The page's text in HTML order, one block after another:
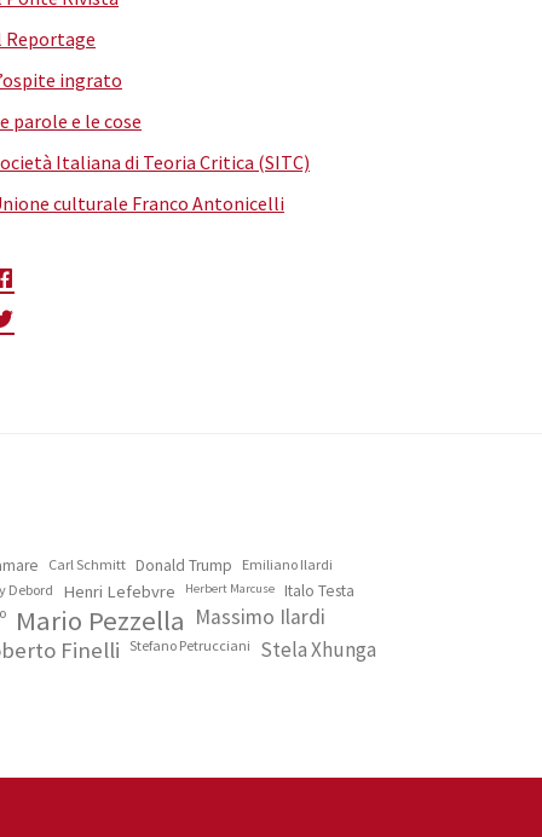
Reportage
ingrato
parole e le cose
Italiana di Teoria Critica (SITC)
culturale Franco Antonicelli
Carl Schmitt Donald Trump Emiliano Ilardi
Debord Henri Lefebvre Herbert Marcuse Italo Testa
Mario Pezzella Massimo Ilardi
Finelli Stefano Petrucciani
Stela Xhunga